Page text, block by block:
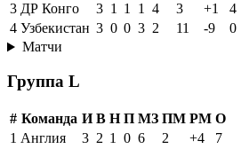
3 ДР Конго 3 1 1 1 4 3 +1
4
4 Узбекистан 3 0 0 3 2 11 -9
0
Матчи
Группа L
# Команда И В Н П МЗ ПМ РМ О
1 Англия 3 2 1 0 6 2 +4
7